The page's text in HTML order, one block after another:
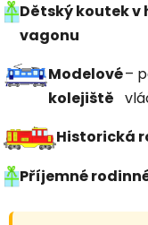
Dětský koutek
vagonu
Modelové
kolejiště
–
Historická
Příjemné